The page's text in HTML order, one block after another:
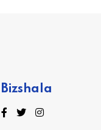
Bizshala